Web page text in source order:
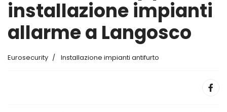
installazione impianti
allarme a Langosco
Eurosecurity Installazione impianti antifurto